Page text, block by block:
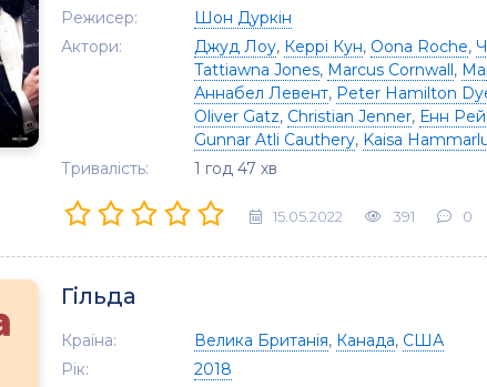
Режисер:
Шон Дуркін
Актори:
Джуд Лоу, Керрі Кун, Oona Roche,
Tattiawna Jones, Marcus Cornwall,
Аннабел Левент, Peter Hamilton
Oliver Gatz, Christian Jenner, Енн
Gunnar Atli Cauthery, Kaisa
Тривалість:
1 год 47 хв
15.05.2022 391 0
Гільда
Країна: Велика Британія, Канада, США
Рік:
2018